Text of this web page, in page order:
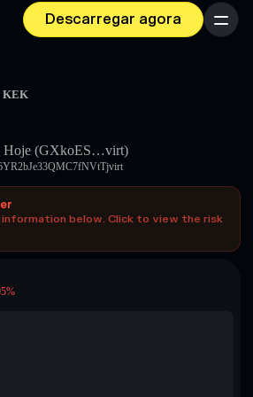
Descarregar agora Menu
KEK
Hoje (GXkoES…virt)
below. Click to view the risk
%